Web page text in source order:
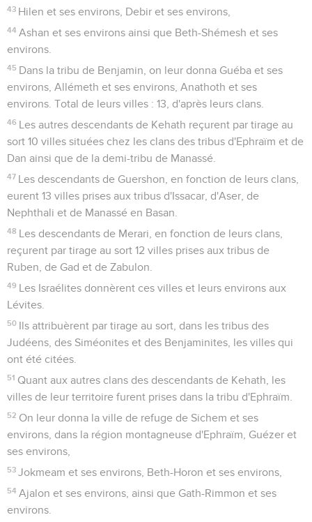
43 Hilen et ses environs, Debir et ses environs,
44 Ashan et ses environs ainsi que Beth-Shémesh et ses
environs.
45 Dans la tribu de Benjamin, on leur donna Guéba et ses
environs, Allémeth et ses environs, Anathoth et ses
environs. Total de leurs villes : 13, d'après leurs clans.
46 Les autres descendants de Kehath reçurent par tirage au
sort 10 villes situées chez les clans des tribus d'Ephraïm et de
Dan ainsi que de la demi-tribu de Manassé.
47 Les descendants de Guershon, en fonction de leurs clans,
eurent 13 villes prises aux tribus d'Issacar, d'Aser, de
Nephthali et de Manassé en Basan.
48 Les descendants de Merari, en fonction de leurs clans,
reçurent par tirage au sort 12 villes prises aux tribus de
Ruben, de Gad et de Zabulon.
49 Les Israélites donnèrent ces villes et leurs environs aux
Lévites.
50 Ils attribuèrent par tirage au sort, dans les tribus des
Judéens, des Siméonites et des Benjaminites, les villes qui
ont été citées.
51 Quant aux autres clans des descendants de Kehath, les
villes de leur territoire furent prises dans la tribu d'Ephraïm.
52 On leur donna la ville de refuge de Sichem et ses
environs, dans la région montagneuse d'Ephraïm, Guézer et
ses environs,
53 Jokmeam et ses environs, Beth-Horon et ses environs,
54 Ajalon et ses environs, ainsi que Gath-Rimmon et ses
environs.